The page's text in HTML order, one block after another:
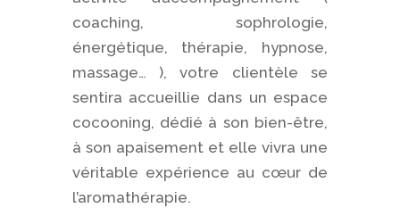
coaching, sophrologie,
énergétique, thérapie, hypnose,
massage… ), votre clientèle se
sentira accueillie dans un espace
cocooning, dédié à son bien-être,
à son apaisement et elle vivra une
véritable expérience au cœur de
l’aromathérapie.